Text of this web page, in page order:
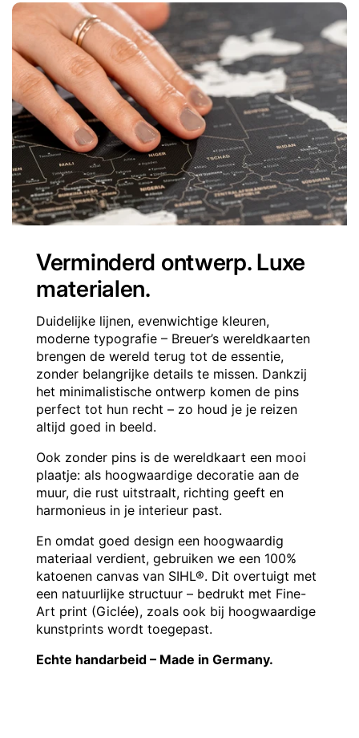
Verminderd ontwerp. Luxe
materialen.
Duidelijke lijnen, evenwichtige kleuren,
moderne typografie – Breuer’s wereldkaarten
brengen de wereld terug tot de essentie,
zonder belangrijke details te missen. Dankzij
het minimalistische ontwerp komen de pins
perfect tot hun recht – zo houd je je reizen
altijd goed in beeld.
Ook zonder pins is de wereldkaart een mooi
plaatje: als hoogwaardige decoratie aan de
muur, die rust uitstraalt, richting geeft en
harmonieus in je interieur past.
En omdat goed design een hoogwaardig
materiaal verdient, gebruiken we een 100%
katoenen canvas van SIHL®. Dit overtuigt met
een natuurlijke structuur – bedrukt met Fine-
Art print (Giclée), zoals ook bij hoogwaardige
kunstprints wordt toegepast.
Echte handarbeid – Made in Germany.